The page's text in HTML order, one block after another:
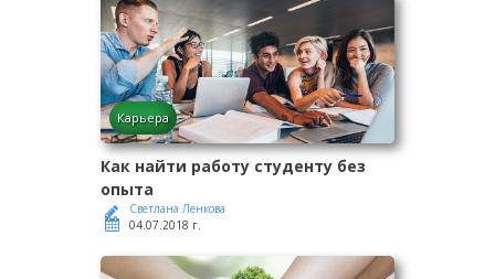
Карьера
Как найти работу студенту без
опыта
Светлана Ленкова
04.07.2018 г.